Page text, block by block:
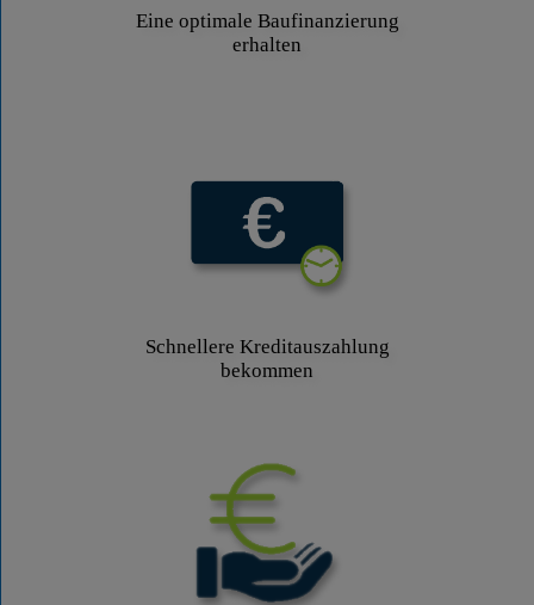
Eine optimale Baufinanzierung
erhalten
Schnellere Kreditauszahlung
bekommen